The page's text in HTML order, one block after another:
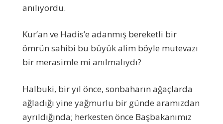
anılıyordu.
Kur’an ve Hadis’e adanmış bereketli bir
ömrün sahibi bu büyük alim böyle mutevazı
bir merasimle mi anılmalıydı?
Halbuki, bir yıl önce, sonbaharın ağaçlarda
ağladığı yine yağmurlu bir günde aramızdan
ayrıldığında; herkesten önce Başbakanımız